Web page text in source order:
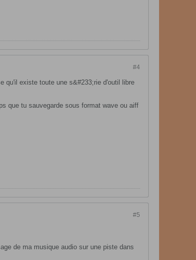
#4
qu'il existe toute une s&#233;rie d'outil libre
que tu sauvegarde sous format wave ou aiff
#5
de ma musique audio sur une piste dans